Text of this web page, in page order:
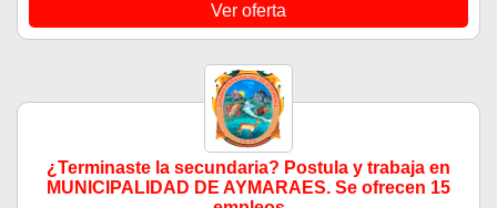
Ver oferta
¿Terminaste la secundaria? Postula y trabaja en
MUNICIPALIDAD DE AYMARAES. Se ofrecen 15